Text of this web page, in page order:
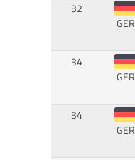
32
GER
34
GER
34
GER